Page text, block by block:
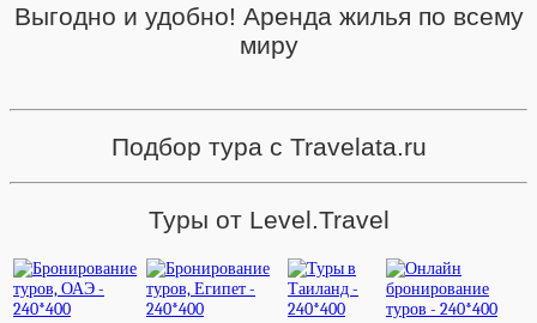
Выгодно и удобно! Аренда жилья по всему
миру
Подбор тура с Travelata.ru
Туры от Level.Travel